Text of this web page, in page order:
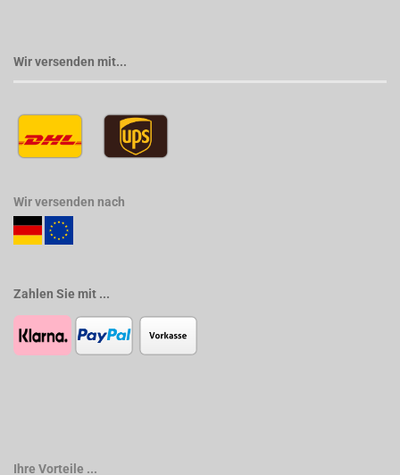
Wir versenden mit...
Wir versenden nach
Zahlen Sie mit ...
Ihre Vorteile ...